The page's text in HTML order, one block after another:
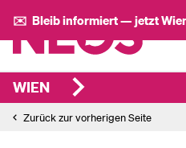
✉️ Bleib informiert — jetzt
WIEN
Zurück zur vorherigen Seite